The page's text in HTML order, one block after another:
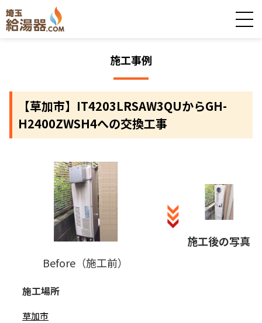
施工事例
【草加市】IT4203LRSAW3QUからGH-
H2400ZWSH4への交換工事
Before（施工前）
施工後の写真
施工場所
草加市